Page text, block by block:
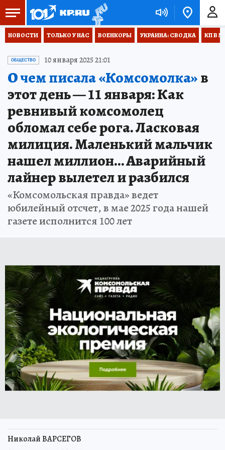
НОВОСТИ ТОЛЬКО У НАС ВОЕНКОРЫ УКРАИНА: СВОДКА КП В
ОБЩЕСТВО 10 января 2025 21:01
О чем писала «Комсомолка»в
этот день — 11 января: Как
ревнивый комсомолец
обломал себе рога. Ласковая
милиция. Маленький мальчик
нашел миллион… Аварийный
лайнер вылетел и разбился
«Комсомольская правда» ведет
юбилейный отсчет, в мае 2025 года нашей
газете исполнится 100 лет
Николай ВАРСЕГОВ